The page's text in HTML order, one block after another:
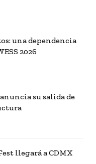
una dependencia
2026
su salida de
llegará a CDMX